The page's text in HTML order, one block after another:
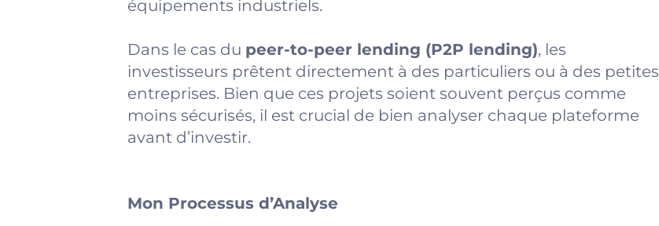
équipements industriels.
Dans le cas du peer-to-peer lending (P2P lending), les
investisseurs prêtent directement à des particuliers ou à des petites
entreprises. Bien que ces projets soient souvent perçus comme
moins sécurisés, il est crucial de bien analyser chaque plateforme
avant d’investir.
Mon Processus d’Analyse